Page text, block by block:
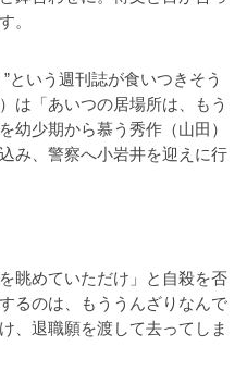
。
という週刊誌が食いつきそう
は「あいつの居場所は、もう
幼少期から慕う秀作（山田）
み、警察へ小岩井を迎えに行
眺めていただけ」と自殺を否
るのは、もううんざりなんで
、退職願を渡して去ってしま